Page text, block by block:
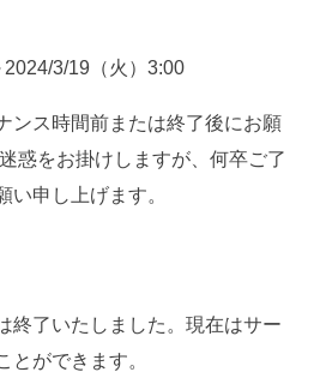
3/19（火）3:00
ンス時間前または終了後にお願
惑をお掛けしますが、何卒ご了
い申し上げます。
終了いたしました。現在はサー
とができます。